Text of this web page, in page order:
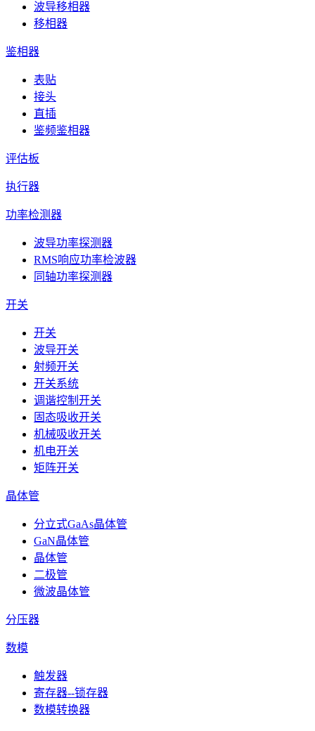
波导移相器
移相器
鉴相器
表贴
接头
直插
鉴频鉴相器
评估板
执行器
功率检测器
波导功率探测器
RMS响应功率检波器
同轴功率探测器
开关
开关
波导开关
射频开关
开关系统
调谐控制开关
固态吸收开关
机械吸收开关
机电开关
矩阵开关
晶体管
分立式GaAs晶体管
GaN晶体管
晶体管
二极管
微波晶体管
分压器
数模
触发器
寄存器--锁存器
数模转换器